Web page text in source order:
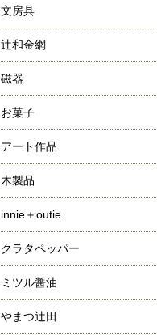
文房具
辻和金網
磁器
お菓子
アート作品
木製品
innie＋outie
クラタペッパー
ミツル醤油
やまつ辻田